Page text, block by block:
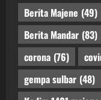
Berita Majene (49)
Berita Mandar (83)
corona (76)
gempa sulbar (48)